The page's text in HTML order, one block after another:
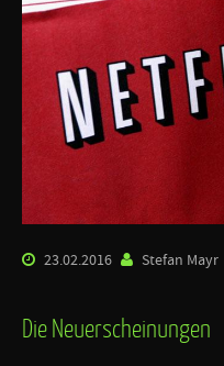
23.02.2016 Stefan Mayr
Die Neuerscheinungen